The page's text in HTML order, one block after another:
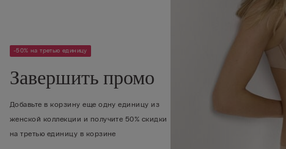
-50% на третью единицу
Завершить промо
Добавьте в корзину еще одну единицу из
женской коллекции и получите 50% скидки
на третью единицу в корзине